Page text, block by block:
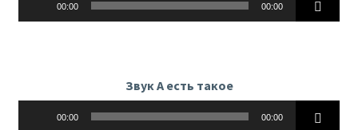
00:00 00:00
Звук А есть такое
00:00 00:00